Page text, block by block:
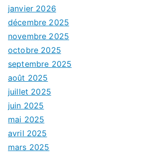
janvier 2026
décembre 2025
novembre 2025
octobre 2025
septembre 2025
août 2025
juillet 2025
juin 2025
mai 2025
avril 2025
mars 2025